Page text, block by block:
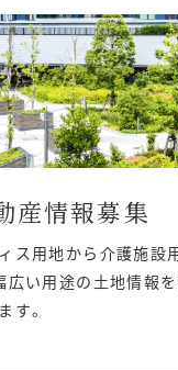
産情報募集
ス用地から介護施設
広い用途の土地情報
す。